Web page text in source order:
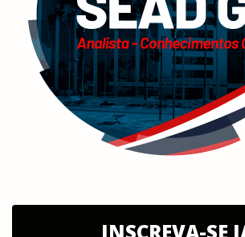
INSCREVA-SE